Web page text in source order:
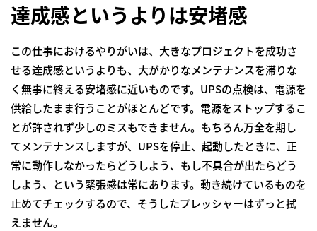
達成感というよりは安堵感
この仕事におけるやりがいは、大きなプロジェクトを成功さ
せる達成感というよりも、大がかりなメンテナンスを滞りな
く無事に終える安堵感に近いものです。UPSの点検は、電源を
供給したまま行うことがほとんどです。電源をストップするこ
とが許されず少しのミスもできません。もちろん万全を期し
てメンテナンスしますが、UPSを停止、起動したときに、正
常に動作しなかったらどうしよう、もし不具合が出たらどう
しよう、という緊張感は常にあります。動き続けているものを
止めてチェックするので、そうしたプレッシャーはずっと拭
えません。